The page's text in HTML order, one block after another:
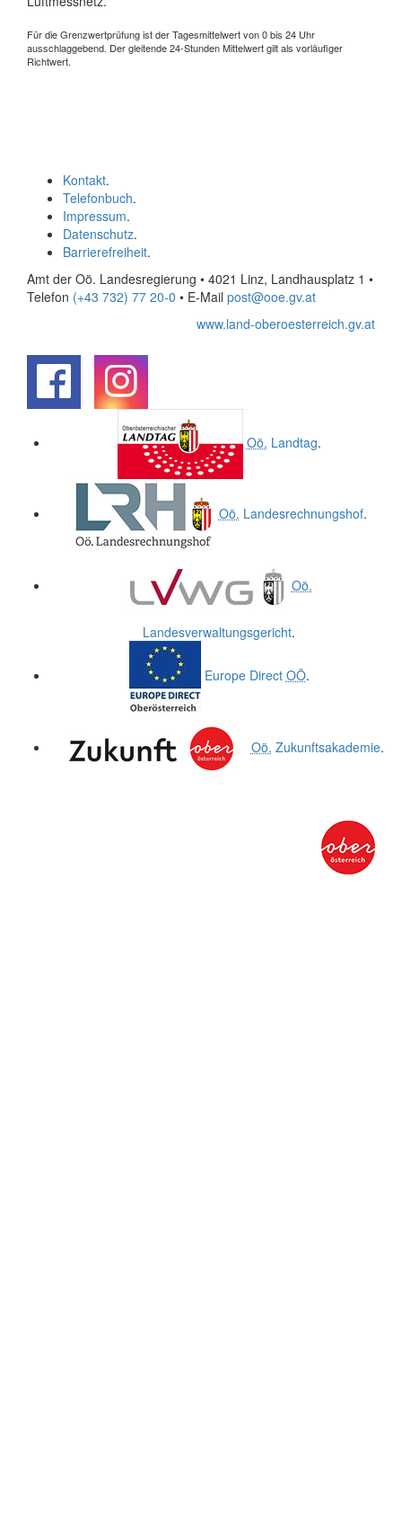
Für die Grenzwertprüfung ist der Tagesmittelwert von 0 bis 24 Uhr
ausschlaggebend. Der gleitende 24-Stunden Mittelwert gilt als vorläufiger
Richtwert.
Kontakt.
Telefonbuch.
Impressum.
Datenschutz.
Barrierefreiheit.
Amt der Oö. Landesregierung • 4021 Linz, Landhausplatz 1 •
Telefon (+43 732) 77 20-0 • E-Mail post@ooe.gv.at
www.land-oberoesterreich.gv.at
Oö. Landtag.
Oö. Landesrechnungshof.
Oö.
Landesverwaltungsgericht.
Europe Direct OÖ.
Oö. Zukunftsakademie.